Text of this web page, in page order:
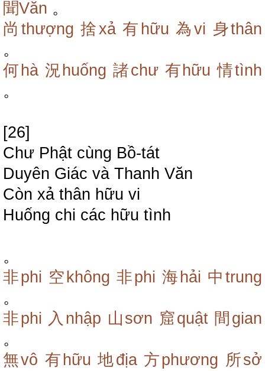
聞Văn 。
尚thượng 捨xả 有hữu 為vi 身thân
。
何hà 況huống 諸chư 有hữu 情tình
。
[26]
Chư Phật cùng Bồ-tát
Duyên Giác và Thanh Văn
Còn xả thân hữu vi
Huống chi các hữu tình
。
非phi 空không 非phi 海hải 中trung
。
非phi 入nhập 山sơn 窟quật 間gian
。
無vô 有hữu 地địa 方phương 所sở